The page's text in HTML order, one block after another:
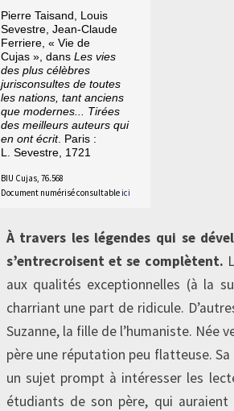
Pierre Taisand, Louis
Sevestre, Jean-Claude
Ferriere, « Vie de
Cujas », dans Les vies
des plus célèbres
jurisconsultes de toutes
les nations, tant anciens
que modernes... Tirées
des meilleurs auteurs qui
en ont écrit. Paris :
L. Sevestre, 1721
BIU Cujas, 76.568
Document numérisé consultable ici
À travers les légendes qui se
s’entrecroisent et se complètent.
aux qualités exceptionnelles (à la
charriant une part de ridicule.
Suzanne, la fille de l’humaniste. Née
père une réputation peu flatteuse.
un sujet prompt à intéresser les
étudiants de son père, qui